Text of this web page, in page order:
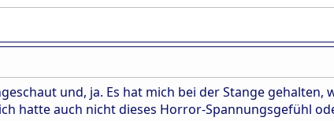
und, ja. Es hat mich bei der Stange
hatte auch nicht dieses Horror-Spannungsgefühl